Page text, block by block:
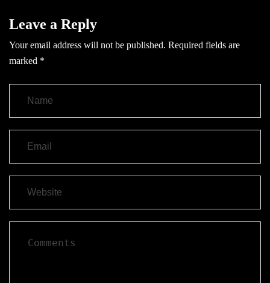
Leave a Reply
Your email address will not be published. Required fields are
marked *